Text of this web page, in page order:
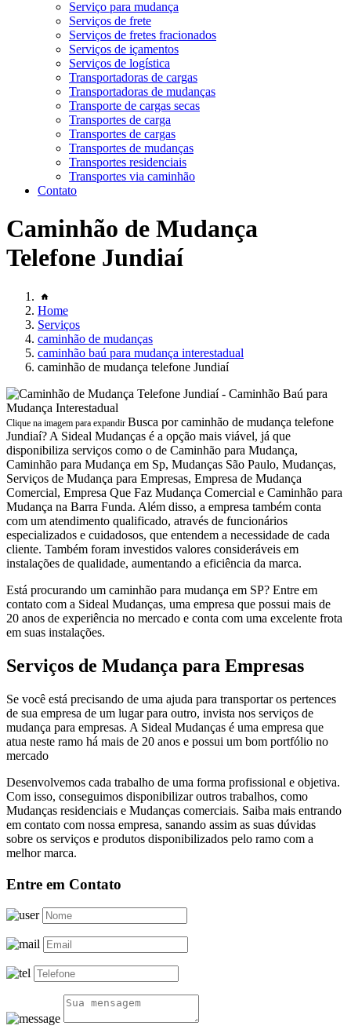
Serviço para mudança
Serviços de frete
Serviços de fretes fracionados
Serviços de içamentos
Serviços de logística
Transportadoras de cargas
Transportadoras de mudanças
Transporte de cargas secas
Transportes de carga
Transportes de cargas
Transportes de mudanças
Transportes residenciais
Transportes via caminhão
Contato
Caminhão de Mudança
Telefone Jundiaí
Home
Serviços
caminhão de mudanças
caminhão baú para mudança interestadual
caminhão de mudança telefone Jundiaí
Clique na imagem para expandir Busca por caminhão de mudança telefone
Jundiaí? A Sideal Mudanças é a opção mais viável, já que
disponibiliza serviços como o de Caminhão para Mudança,
Caminhão para Mudança em Sp, Mudanças São Paulo, Mudanças,
Serviços de Mudança para Empresas, Empresa de Mudança
Comercial, Empresa Que Faz Mudança Comercial e Caminhão para
Mudança na Barra Funda. Além disso, a empresa também conta
com um atendimento qualificado, através de funcionários
especializados e cuidadosos, que entendem a necessidade de cada
cliente. Também foram investidos valores consideráveis em
instalações de qualidade, aumentando a eficiência da marca.
Está procurando um caminhão para mudança em SP? Entre em
contato com a Sideal Mudanças, uma empresa que possui mais de
20 anos de experiência no mercado e conta com uma excelente frota
em suas instalações.
Serviços de Mudança para Empresas
Se você está precisando de uma ajuda para transportar os pertences
de sua empresa de um lugar para outro, invista nos serviços de
mudança para empresas. A Sideal Mudanças é uma empresa que
atua neste ramo há mais de 20 anos e possui um bom portfólio no
mercado
Desenvolvemos cada trabalho de uma forma profissional e objetiva.
Com isso, conseguimos disponibilizar outros trabalhos, como
Mudanças residenciais e Mudanças comerciais. Saiba mais entrando
em contato com nossa empresa, sanando assim as suas dúvidas
sobre os serviços e produtos disponibilizados pelo ramo com a
melhor marca.
Entre em Contato